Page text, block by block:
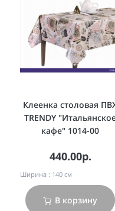
Клеенка столовая
TRENDY
кафе" 1014-00
440.00р.
Ширина : 140 см
В корзину